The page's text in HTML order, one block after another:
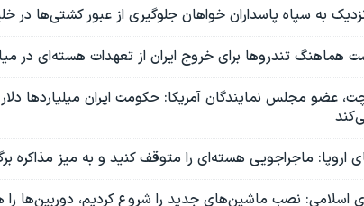
به سپاه پاسداران خواهان جلوگیری از عبور کشتی‌ها در
هماهنگ تندروها برای خروج ایران از تعهدات هسته‌ای در
عضو مجلس نمایندگان آمریکا: حکومت ایران میلیاردها
اروپا: ماجراجویی هسته‌ای را متوقف کنید و به میز مذاکره
اسلامی: نصب ماشین‌های جدید را شروع کردیم، دوربین‌ها